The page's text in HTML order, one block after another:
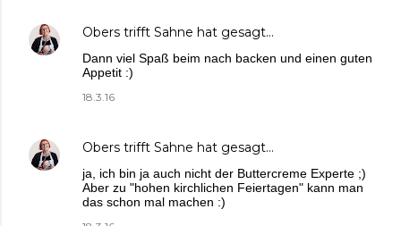
Obers trifft Sahne hat gesagt…
Dann viel Spaß beim nach backen und einen guten
Appetit :)
18.3.16
Obers trifft Sahne hat gesagt…
ja, ich bin ja auch nicht der Buttercreme Experte ;)
Aber zu "hohen kirchlichen Feiertagen" kann man
das schon mal machen :)